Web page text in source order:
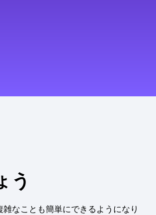
う
なことも簡単にできるようになり